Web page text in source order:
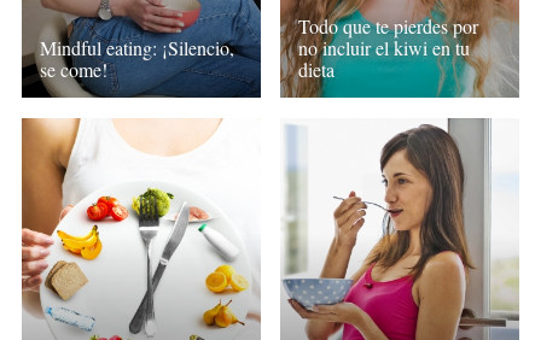
Mindful eating: ¡Silencio,
se come!
Todo que te pierdes por
no incluir el kiwi en tu
dieta